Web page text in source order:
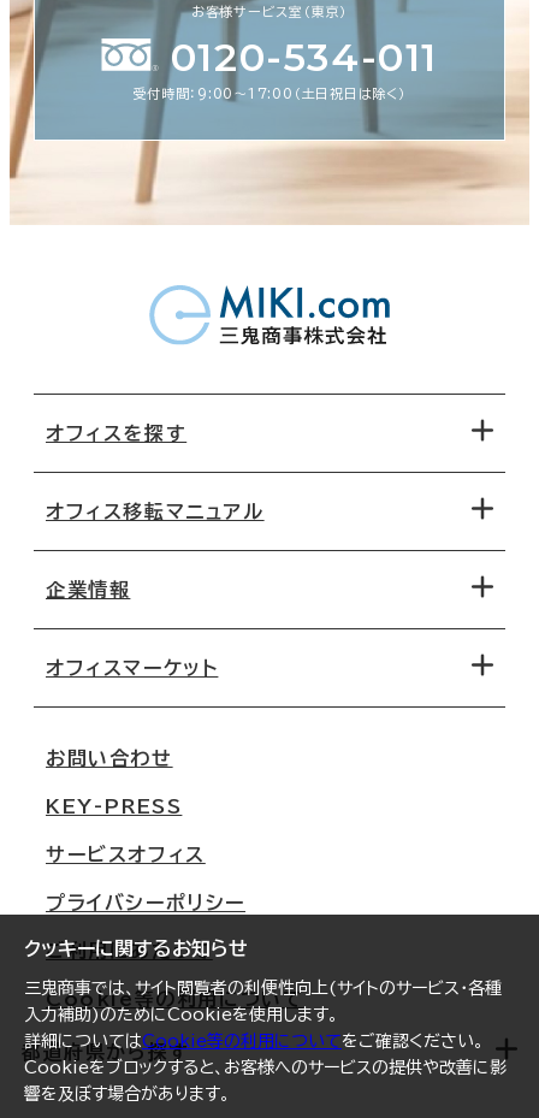
クッキーに関するお知らせ
三鬼商事では、サイト閲覧者の利便性向上(サイトのサービス・各種
入力補助)のためにCookieを使用します。
詳細についてはCookie等の利用についてをご確認ください。
Cookieをブロックすると、お客様へのサービスの提供や改善に影
響を及ぼす場合があります。
お客様サービス室（東京）
0120-534-011
受付時間：9:00〜17:00（土日祝日は除く）
オフィスを探す
地図から探す
路線・駅から探す
オフィス移転マニュアル
移転コストシミュレーション
移転スケジュール
オフィス移転Q&A
企業情報
オフィスマーケット
大阪
名古屋
札幌
仙台
横浜
福岡
オフィスリポート
お問い合わせ
KEY-PRESS
サービスオフィス
プライバシーポリシー
ご利用にあたって
Cookie等の利用について
都道府県から探す